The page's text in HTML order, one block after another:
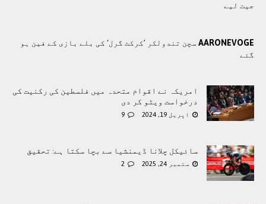
جیت لیے
AARONEVOGE سچن تندولکر ’کرکٹ گرل‘ کی بلے بازی کے فین ہو
گئے
امریکہ نے اقوام متحدہ میں فلسطین کی رکنیت کی
درخواست ویٹو کر دی
اپریل 19, 2024 9
سائیکل چلانا ڈیمنشیا سے بچا سکتا ہے: تحقیق
ستمبر 24, 2025 2